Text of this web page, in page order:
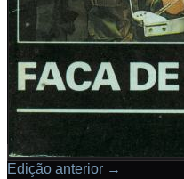
Edição anterior →